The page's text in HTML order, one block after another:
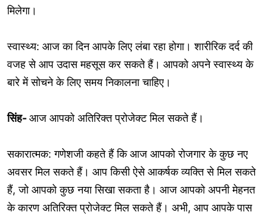
मिलेगा।
स्वास्थ्य: आज का दिन आपके लिए लंबा रहा होगा। शारीरिक दर्द की
वजह से आप उदास महसूस कर सकते हैं। आपको अपने स्वास्थ्य के
बारे में सोचने के लिए समय निकालना चाहिए।
सिंह-आज आपको अतिरिक्त प्रोजेक्ट मिल सकते हैं।
सकारात्मक: गणेशजी कहते हैं कि आज आपको रोजगार के कुछ नए
अवसर मिल सकते हैं। आप किसी ऐसे आकर्षक व्यक्ति से मिल सकते
हैं, जो आपको कुछ नया सिखा सकता है। आज आपको अपनी मेहनत
के कारण अतिरिक्त प्रोजेक्ट मिल सकते हैं। अभी, आप आपके पास